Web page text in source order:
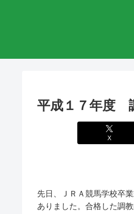
平成１７年度
X
先日、ＪＲＡ競馬学校卒
ありました。合格した調